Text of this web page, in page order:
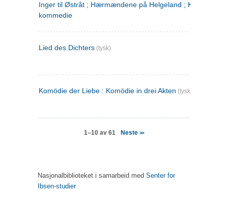
Inger til Østråt ; Hærmændene på Helgeland ;
kommedie
Lied des Dichters (tysk)
Komödie der Liebe : Komödie in drei Akten (tysk)
1–10 av 61 Neste>>
Nasjonalbiblioteket i samarbeid med Senter for
Ibsen-studier